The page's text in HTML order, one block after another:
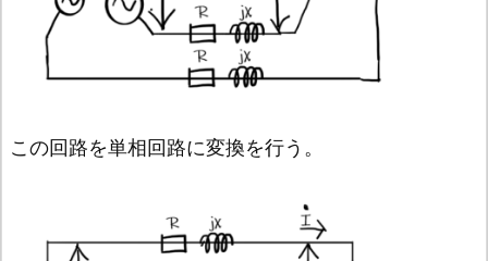
この回路を単相回路に変換を行う。